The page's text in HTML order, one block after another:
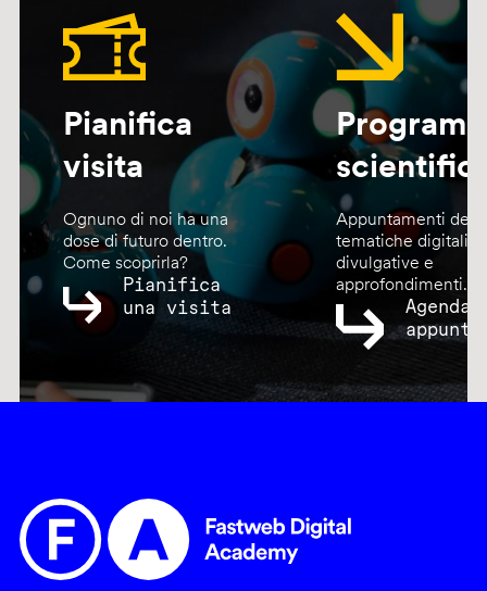
Pianifica
visita
Ognuno di noi ha una
dose di futuro dentro.
Come scoprirla?
Pianifica
una visita
Appuntamenti
tematiche digitali,
divulgative e
approfondimenti.
Agenda